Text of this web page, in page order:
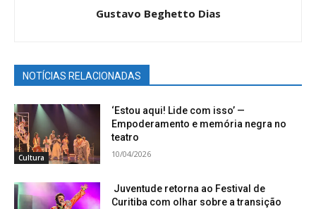
Gustavo Beghetto Dias
NOTÍCIAS RELACIONADAS
Cultura
‘Estou aqui! Lide com isso’ —
Empoderamento e memória negra no
teatro
10/04/2026
Juventude retorna ao Festival de
Curitiba com olhar sobre a transição